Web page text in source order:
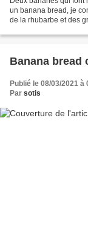
un banana bread, je
de la rhubarbe et des
Banana bread
Publié le 08/03/2021 à
Par sotis